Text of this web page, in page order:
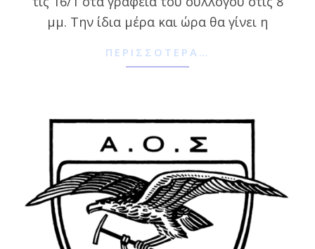
μμ. Την ίδια μέρα και ώρα θα γίνει η
ΠΕΡΙΣΣΌΤΕΡΑ…